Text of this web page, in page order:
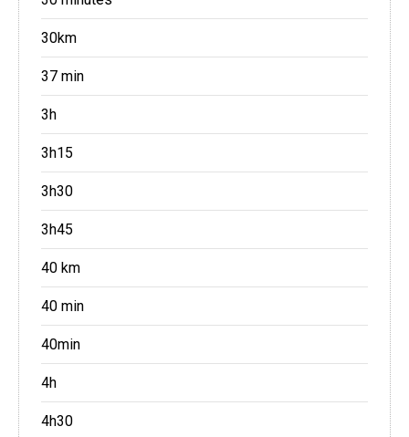
30km
37 min
3h
3h15
3h30
3h45
40 km
40 min
40min
4h
4h30